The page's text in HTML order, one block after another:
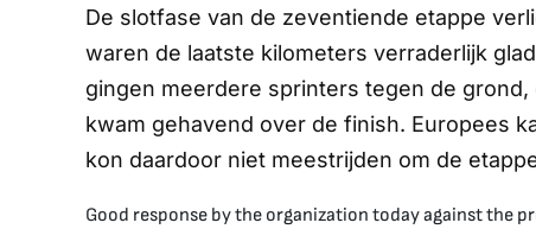
De slotfase van de zeventiende etappe
waren de laatste kilometers verraderlijk
gingen meerdere sprinters tegen de
kwam gehavend over de finish. Europees
kon daardoor niet meestrijden om de
Good response by the organization today against the